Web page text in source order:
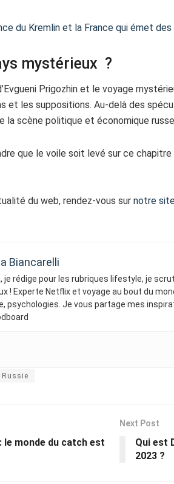
du Kremlin et la France qui émet
mystérieux ?
Prigozhin et le voyage
et les suppositions. Au-delà des
la scène politique et économique
que le voile soit levé sur ce
du web, rendez-vous sur notre
Biancarelli
je rédige pour les rubriques lifestyle, je
! Experte Netflix et voyage au bout du
psychologies. Je vous partage mes
Russie
le monde du catch est
Next Post
Qui est
2023 ?